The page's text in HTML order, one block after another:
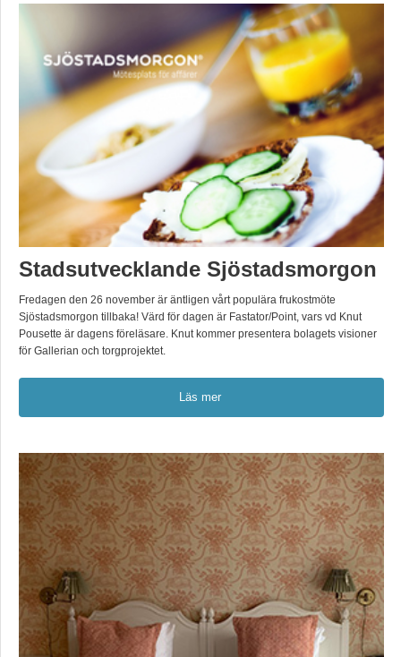
Stadsutvecklande Sjöstadsmorgon
Fredagen den 26 november är äntligen vårt populära frukostmöte
Sjöstadsmorgon tillbaka! Värd för dagen är Fastator/Point, vars vd Knut
Pousette är dagens föreläsare. Knut kommer presentera bolagets visioner
för Gallerian och torgprojektet.
Läs mer